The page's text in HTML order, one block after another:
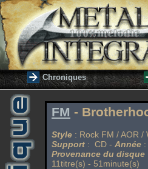
Chroniques
FM -
Style : Rock FM / AOR /
Support : CD - Année
Provenance du disque
11titre(s) - 51minute(s)